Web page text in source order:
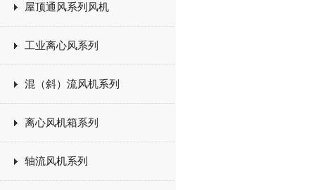
屋顶通风系列风机
工业离心风系列
混（斜）流风机系列
离心风机箱系列
轴流风机系列